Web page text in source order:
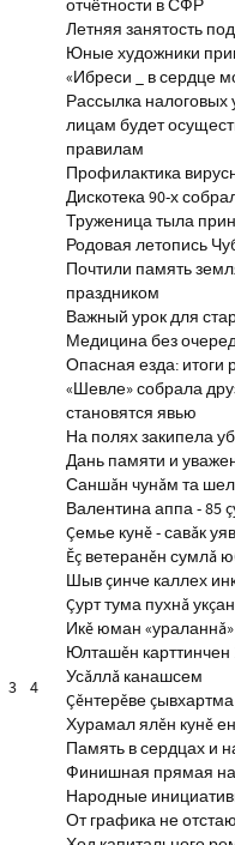
3 4
отчётности в СФР
Летняя занятость
Юные художники
«Ибреси _ в сердце
Рассылка
лицам будет
правилам
Профилактика
Дискотека 90-х
Труженица тыла
Родовая летопись
Почтили память
праздником
Важный урок для
Медицина без
Опасная езда: итоги
«Шевле» собрала
становятся явью
На полях закипела
Дань памяти и
Саншăн чунăм та
Валентина аппа - 85
Çемье кунĕ - савăк
Ĕç ветеранĕн сумлă
Шыв çинче каллех
Çурт тума пухнă
Икĕ юман «ураланнă»
Юлташĕн карттинчен
Усăллă канашсем
Çĕнтерĕве
Хурамал ялĕн кунĕ
Память в сердцах и
Финишная прямая на
Народные
От графика не